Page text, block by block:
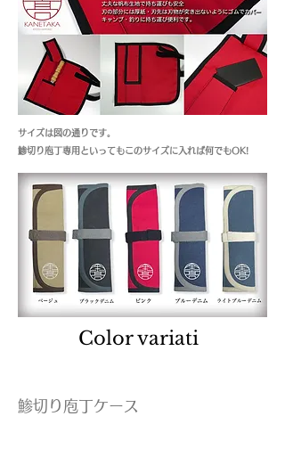
サイズは図の通りです。
鯵切り庖丁専用といってもこのサイズに入れば何でもOK!
Color variati
鯵切り庖丁ケース